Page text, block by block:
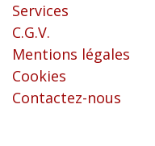
Services
C.G.V.
Mentions légales
Cookies
Contactez-nous